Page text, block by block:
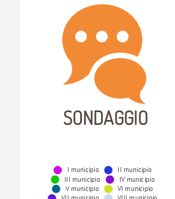
SONDAGGIO
I municipio II municipio
III municipio IV municipio
V municipio VI municipio